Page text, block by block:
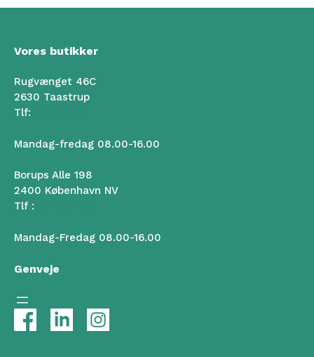
Vores butikker
Rugvænget 46C
2630 Taastrup
Tlf:
Mandag-fredag 08.00-16.00
Borups Alle 198
2400 København NV
Tlf :
Mandag-Fredag 08.00-16.00
Genveje